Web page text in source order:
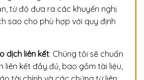
từ đó đưa ra các khuyến nghị
sao cho phù hợp với quy định
dịch liên kết: Chúng tôi sẽ chuẩn
liên kết đầy đủ, bao gồm tài liệu,